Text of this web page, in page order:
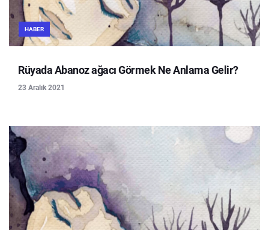
HABER
Rüyada Abanoz ağacı Görmek Ne Anlama Gelir?
23 Aralık 2021